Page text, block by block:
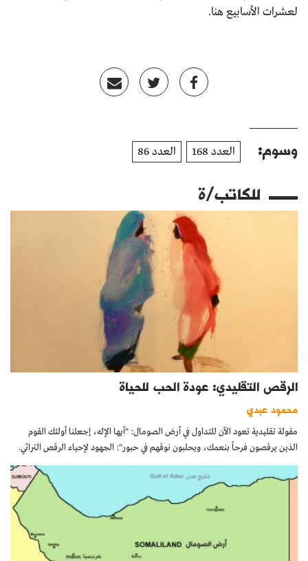
لعشرات الأسابيع هنا.
وسوم: العدد 168 العدد 86
للكاتب/ة
الرقص التقليدي: عودة الحب للحياة
محمود عبدي
مقولة تقليدية تعود الآن للتداول في أرض الصومال: "أيها الإله، إجعلنا أولئك القوم
الذين يرقصون فرحاً بنعمك، ويحلبون نوقهم في حبور": الجهود لإحياء الرقص التراثي.